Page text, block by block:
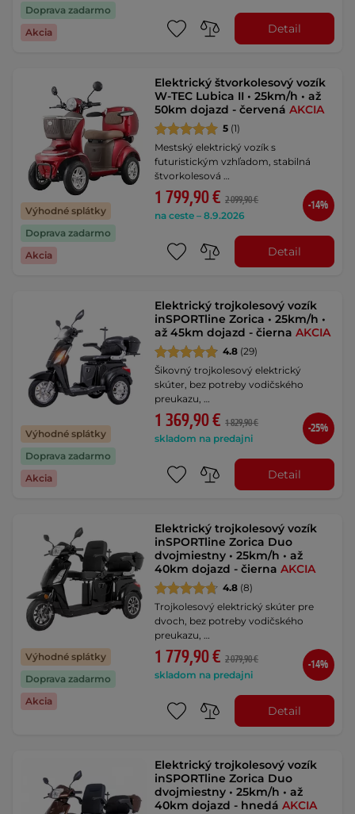
Doprava zadarmo
Akcia
Detail
Výhodné splátky
Doprava zadarmo
Akcia
Elektrický štvorkolesový vozík
W-TEC Lubica II • 25km/h • až
50km dojazd - červenáAKCIA
5 (1)
Mestský elektrický vozík s
futuristickým vzhľadom, stabilná
štvorkolesová …
1 799,90 € 2 099,90 €
na ceste – 8.9.2026
-14%
Detail
Výhodné splátky
Doprava zadarmo
Akcia
Elektrický trojkolesový vozík
inSPORTline Zorica • 25km/h •
až 45km dojazd - čiernaAKCIA
4.8 (29)
Šikovný trojkolesový elektrický
skúter, bez potreby vodičského
preukazu, …
1 369,90 € 1 829,90 €
skladom na predajni
-25%
Detail
Výhodné splátky
Doprava zadarmo
Akcia
Elektrický trojkolesový vozík
inSPORTline Zorica Duo
dvojmiestny • 25km/h • až
40km dojazd - čiernaAKCIA
4.8 (8)
Trojkolesový elektrický skúter pre
dvoch, bez potreby vodičského
preukazu, …
1 779,90 € 2 079,90 €
skladom na predajni
-14%
Detail
Elektrický trojkolesový vozík
inSPORTline Zorica Duo
dvojmiestny • 25km/h • až
40km dojazd - hnedáAKCIA